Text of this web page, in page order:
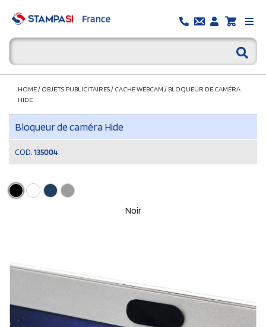
HOME/ OBJETS PUBLICITAIRES/ CACHE WEBCAM / BLOQUEUR DE CAMÉRA
HIDE
Bloqueur de caméra Hide
COD. 135004
Noir